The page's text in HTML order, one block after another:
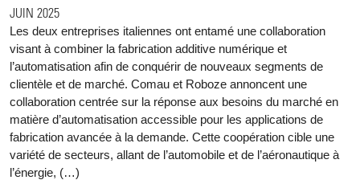
JUIN 2025
Les deux entreprises italiennes ont entamé une collaboration
visant à combiner la fabrication additive numérique et
l’automatisation afin de conquérir de nouveaux segments de
clientèle et de marché. Comau et Roboze annoncent une
collaboration centrée sur la réponse aux besoins du marché en
matière d’automatisation accessible pour les applications de
fabrication avancée à la demande. Cette coopération cible une
variété de secteurs, allant de l’automobile et de l’aéronautique à
l’énergie, (…)